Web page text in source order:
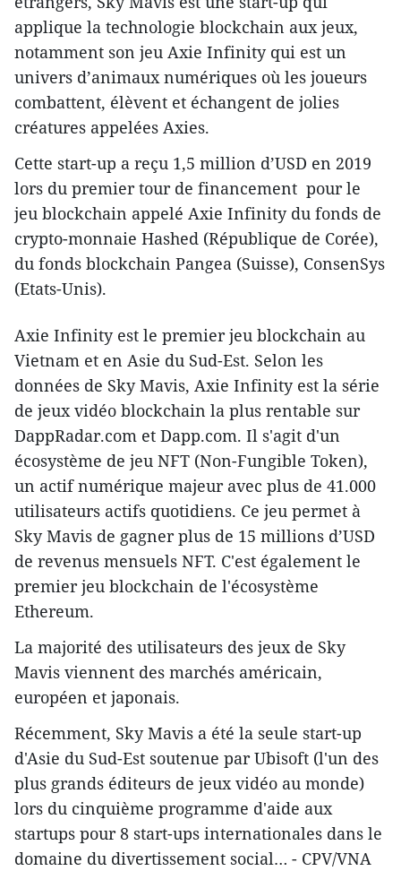
applique la technologie blockchain aux jeux,
notamment son jeu Axie Infinity qui est un
univers d’animaux numériques où les joueurs
combattent, élèvent et échangent de jolies
créatures appelées Axies.
Cette start-up a reçu 1,5 million d’USD en 2019
lors du premier tour de financement pour le
jeu blockchain appelé Axie Infinity du fonds de
crypto-monnaie Hashed (République de Corée),
du fonds blockchain Pangea (Suisse), ConsenSys
(Etats-Unis).
Axie Infinity est le premier jeu blockchain au
Vietnam et en Asie du Sud-Est. Selon les
données de Sky Mavis, Axie Infinity est la série
de jeux vidéo blockchain la plus rentable sur
DappRadar.com et Dapp.com. Il s'agit d'un
écosystème de jeu NFT (Non-Fungible Token),
un actif numérique majeur avec plus de 41.000
utilisateurs actifs quotidiens. Ce jeu permet à
Sky Mavis de gagner plus de 15 millions d’USD
de revenus mensuels NFT. C'est également le
premier jeu blockchain de l'écosystème
Ethereum.
La majorité des utilisateurs des jeux de Sky
Mavis viennent des marchés américain,
européen et japonais.
Récemment, Sky Mavis a été la seule start-up
d'Asie du Sud-Est soutenue par Ubisoft (l'un des
plus grands éditeurs de jeux vidéo au monde)
lors du cinquième programme d'aide aux
startups pour 8 start-ups internationales dans le
domaine du divertissement social… - CPV/VNA